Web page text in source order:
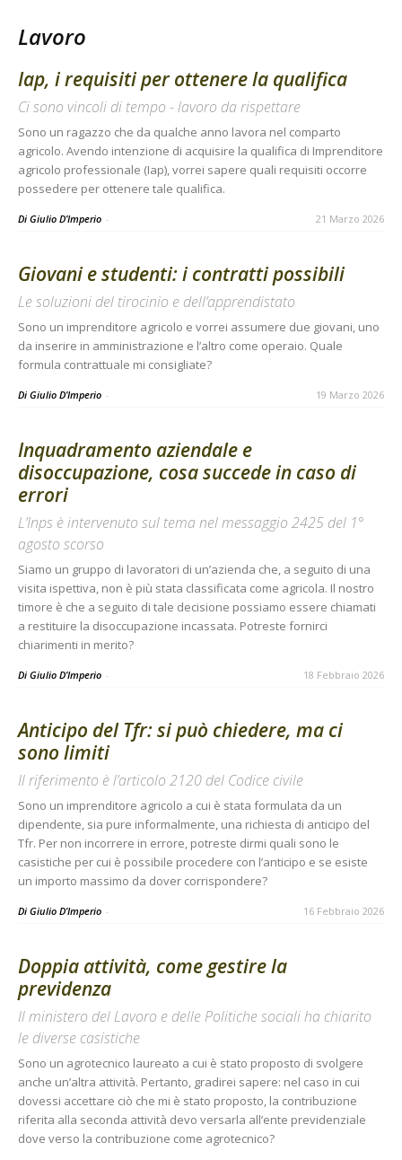
Lavoro
Iap, i requisiti per ottenere la qualifica
Ci sono vincoli di tempo - lavoro da rispettare
Sono un ragazzo che da qualche anno lavora nel comparto
agricolo. Avendo intenzione di acquisire la qualifica di Imprenditore
agricolo professionale (Iap), vorrei sapere quali requisiti occorre
possedere per ottenere tale qualifica.
Di Giulio D’Imperio - 21 Marzo 2026
Giovani e studenti: i contratti possibili
Le soluzioni del tirocinio e dell’apprendistato
Sono un imprenditore agricolo e vorrei assumere due giovani, uno
da inserire in amministrazione e l’altro come operaio. Quale
formula contrattuale mi consigliate?
Di Giulio D’Imperio - 19 Marzo 2026
Inquadramento aziendale e
disoccupazione, cosa succede in caso di
errori
L’Inps è intervenuto sul tema nel messaggio 2425 del 1°
agosto scorso
Siamo un gruppo di lavoratori di un’azienda che, a seguito di una
visita ispettiva, non è più stata classificata come agricola. Il nostro
timore è che a seguito di tale decisione possiamo essere chiamati
a restituire la disoccupazione incassata. Potreste fornirci
chiarimenti in merito?
Di Giulio D’Imperio - 18 Febbraio 2026
Anticipo del Tfr: si può chiedere, ma ci
sono limiti
Il riferimento è l’articolo 2120 del Codice civile
Sono un imprenditore agricolo a cui è stata formulata da un
dipendente, sia pure informalmente, una richiesta di anticipo del
Tfr. Per non incorrere in errore, potreste dirmi quali sono le
casistiche per cui è possibile procedere con l’anticipo e se esiste
un importo massimo da dover corrispondere?
Di Giulio D’Imperio - 16 Febbraio 2026
Doppia attività, come gestire la
previdenza
Il ministero del Lavoro e delle Politiche sociali ha chiarito
le diverse casistiche
Sono un agrotecnico laureato a cui è stato proposto di svolgere
anche un’altra attività. Pertanto, gradirei sapere: nel caso in cui
dovessi accettare ciò che mi è stato proposto, la contribuzione
riferita alla seconda attività devo versarla all’ente previdenziale
dove verso la contribuzione come agrotecnico?